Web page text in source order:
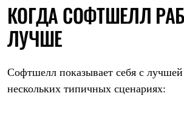
КОГДА СОФТШЕЛЛ
ЛУЧШЕ
Софтшелл показывает себя с
нескольких типичных сценариях: